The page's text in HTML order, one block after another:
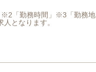
「勤務時間」※3「勤務地
人となります。